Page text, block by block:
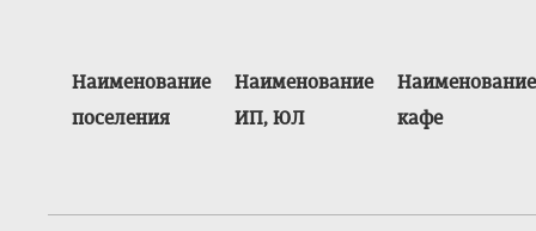
Наименование
поселения
Наименование
ИП, ЮЛ
Наименование
кафе